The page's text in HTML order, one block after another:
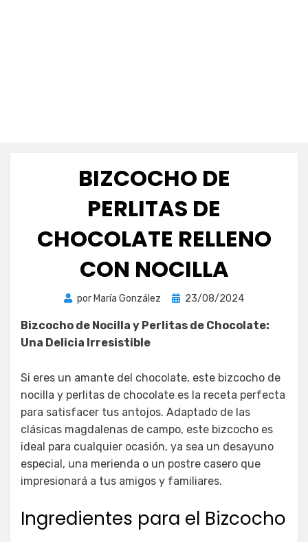
BIZCOCHO DE
PERLITAS DE
CHOCOLATE RELLENO
CON NOCILLA
por María González
Publicada
23/08/2024
Bizcocho de Nocilla y Perlitas de Chocolate:
Una Delicia Irresistible
Si eres un amante del chocolate, este bizcocho de
nocilla y perlitas de chocolate es la receta perfecta
para satisfacer tus antojos. Adaptado de las
clásicas magdalenas de campo, este bizcocho es
ideal para cualquier ocasión, ya sea un desayuno
especial, una merienda o un postre casero que
impresionará a tus amigos y familiares.
Ingredientes para el Bizcocho